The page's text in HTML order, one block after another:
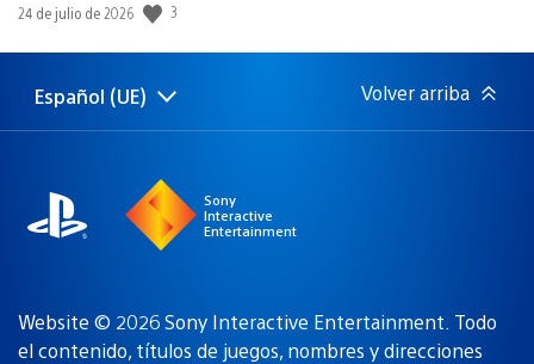
Fecha
publicación:
24 de julio de 2026 3
Selecciona
una
Región
actual:
Español (UE) Volver arriba
Sony
Interactive
Entertainment
Website © 2026 Sony Interactive Entertainment. Todo
el contenido, títulos de juegos, nombres y direcciones